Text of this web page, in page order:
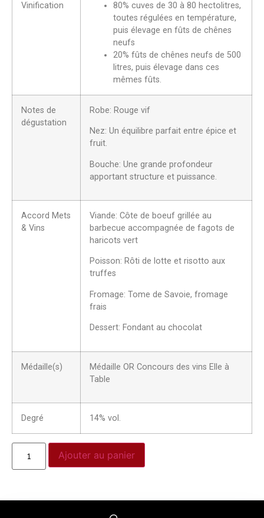
Vinification
80% cuves de 30 à 80 hectolitres,
toutes régulées en température,
puis élevage en fûts de chênes
neufs
20% fûts de chênes neufs de 500
litres, puis élevage dans ces
mêmes fûts.
Notes de
dégustation
Robe: Rouge vif
Nez: Un équilibre parfait entre épice et
fruit.
Bouche: Une grande profondeur
apportant structure et puissance.
Accord Mets
& Vins
Viande: Côte de boeuf grillée au
barbecue accompagnée de fagots de
haricots vert
Poisson: Rôti de lotte et risotto aux
truffes
Fromage: Tome de Savoie, fromage
frais
Dessert: Fondant au chocolat
Médaille(s)
Médaille OR Concours des vins Elle à
Table
Degré 14% vol.
Ajouter au panier